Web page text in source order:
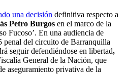
una decisión definitiva respecto a
Petro Burgos en el marco de la
Fucoso’. En una audiencia de
penal del circuito de Barranquilla
seguir defendiéndose en libertad,
General de la Nación, que
aseguramiento privativa de la